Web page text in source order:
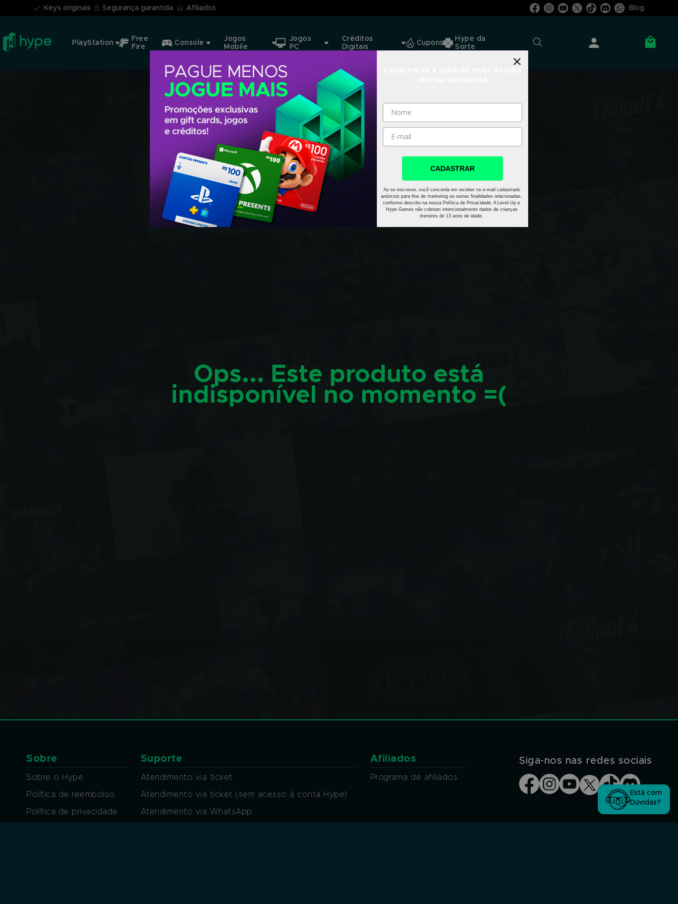
Keys originais Segurança garantida Afiliados Blog
PlayStation
Free
Fire
Console
Jogos
Mobile
Jogos
PC
Créditos
Digitais
Cupons
Hype da
Sorte
Ops... Este produto está
indisponível no momento =(
Sobre
Sobre o Hype
Política de reembolso
Política de privacidade
Suporte
Atendimento via ticket
Atendimento via ticket (sem acesso à conta Hype)
Atendimento via WhatsApp
Afiliados
Programa de afiliados
Siga-nos nas redes sociais
Está com
Dúvidas?
CADASTRAR
Ao se inscrever, você concorda em receber no e-mail cadastrado
anúncios para fins de marketing ou outras finalidades relacionadas,
conforme descrito na nossa Política de Privacidade. A Level Up e
Hype Games não coletam intencionalmente dados de crianças
menores de 13 anos de idade.